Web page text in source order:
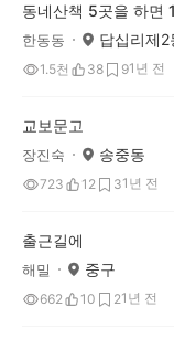
동네산책 5곳을 하면
한동동 답십리제2
1.5천 38 91년 전
교보문고
장진숙 송중동
723 12 31년 전
출근길에
해밀 중구
662 10 21년 전